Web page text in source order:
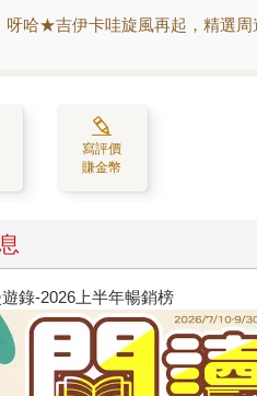
呀哈★吉伊卡哇旋風再起，精選周
寫評價
賺金幣
錄-2026上半年暢銷榜